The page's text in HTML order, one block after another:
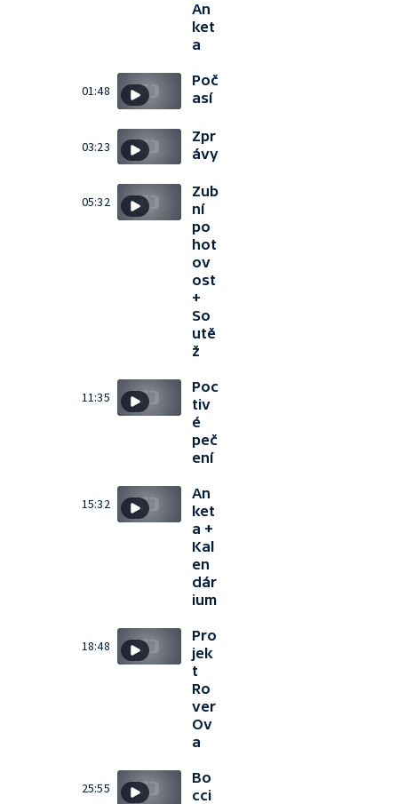
An
ket
a
01:48
Poč
así
03:23
Zpr
ávy
05:32
Zub
ní
po
hot
ov
ost
+
So
utě
ž
11:35
Poc
tiv
é
peč
ení
15:32
An
ket
a +
Kal
en
dár
ium
18:48
Pro
jek
t
Ro
ver
Ov
a
25:55
Bo
cci